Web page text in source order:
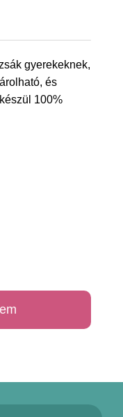
gyerekeknek,
és
100%